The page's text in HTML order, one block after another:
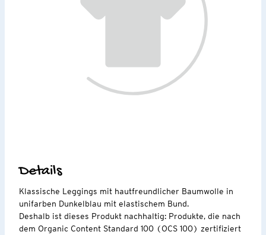
Details
Klassische Leggings mit hautfreundlicher Baumwolle in
unifarben Dunkelblau mit elastischem Bund.
Deshalb ist dieses Produkt nachhaltig: Produkte, die nach
dem Organic Content Standard 100 (OCS 100) zertifiziert